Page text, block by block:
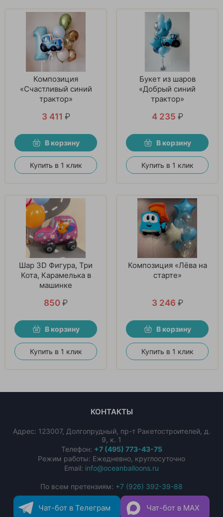
Композиция
«Счастливый синий
трактор»
3 411 ₽
В корзину
Купить в 1 клик
Букет из шаров
«Добрый синий
трактор»
4 235 ₽
В корзину
Купить в 1 клик
Шар 3D Фигура, Три
Кота, Карамелька в
машинке
850 ₽
В корзину
Купить в 1 клик
Композиция «Лёва на
старте»
3 246 ₽
В корзину
Купить в 1 клик
КОНТАКТЫ
Адрес: 123007, Долгопрудный, пр-т Ракетостроителей, д.
9, к. 1
Телефон: +7 (495) 773-43-75
Режим работы: Ежедневно, круглосуточно
Email: info@oceanballoons.ru
По всем претензиям: +7 (926) 392-39-88
Чат-бот в Телеграм Чат-бот в MAX